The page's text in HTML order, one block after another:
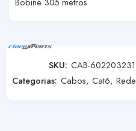
SKU: CAB-602203231
Categorias: Cabos, Cat6, Rede